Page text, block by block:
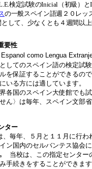
検定試験のInicial （初級）と
の一般スペイン語週２０レッ
して、少なくとも４週間以
要性
como Lengua
してのスペイン語の検定試
を保証することができるの
いる方には適しています。
各国のスペイン大使館でも
ん〉は毎年、スペイン文部
ター
、毎年、５月と１１月に行
ン国内のセルバンテス協会
当校は、この指定センター
手続きをすることができま